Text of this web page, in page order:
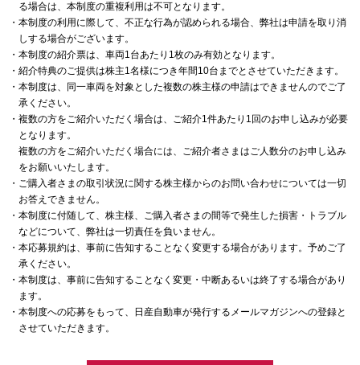
る場合は、本制度の重複利用は不可となります。
・本制度の利用に際して、不正な行為が認められる場合、弊社は申請を取り消
しする場合がございます。
・本制度の紹介票は、車両1台あたり1枚のみ有効となります。
・紹介特典のご提供は株主1名様につき年間10台までとさせていただきます。
・本制度は、同一車両を対象とした複数の株主様の申請はできませんのでご了
承ください。
・複数の方をご紹介いただく場合は、ご紹介1件あたり1回のお申し込みが必要
となります。
複数の方をご紹介いただく場合には、ご紹介者さまはご人数分のお申し込み
をお願いいたします。
・ご購入者さまの取引状況に関する株主様からのお問い合わせについては一切
お答えできません。
・本制度に付随して、株主様、ご購入者さまの間等で発生した損害・トラブル
などについて、弊社は一切責任を負いません。
・本応募規約は、事前に告知することなく変更する場合があります。予めご了
承ください。
・本制度は、事前に告知することなく変更・中断あるいは終了する場合があり
ます。
・本制度への応募をもって、日産自動車が発行するメールマガジンへの登録と
させていただきます。